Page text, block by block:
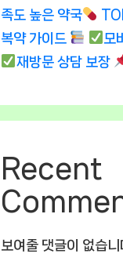
족도 높은 약국
복약 가이드
모
재방문 상담 보장
Recent
보여줄 댓글이 없습니